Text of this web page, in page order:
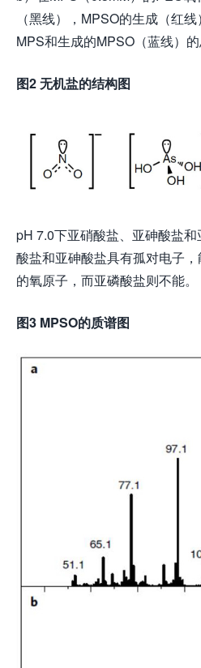
（黑线），MPSO的生成（红
MPS和生成的MPSO（蓝线）的
图2无机盐的结构图
pH 7.0下亚硝酸盐、亚砷酸盐
酸盐和亚砷酸盐具有孤对电子
的氧原子，而亚磷酸盐则不能。
图3 MPSO的质谱图